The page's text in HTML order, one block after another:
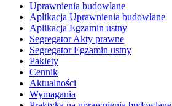
Uprawnienia budowlane
Aplikacja Uprawnienia budowlane
Aplikacja Egzamin ustny
Segregator Akty prawne
Segregator Egzamin ustny
Pakiety
Cennik
Aktualności
Wymagania